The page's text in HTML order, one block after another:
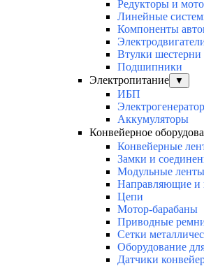
Редукторы и
Линейные
Компоненты
Втулки
Подшипники
Электропитание
▼
ИБП
Аккумуляторы
Конвейерное
Конвейерные
Замки и
Модульные ленты
Направляющие и
Цепи
Мотор-барабаны
Приводные
Сетки
Оборудование
Датчики